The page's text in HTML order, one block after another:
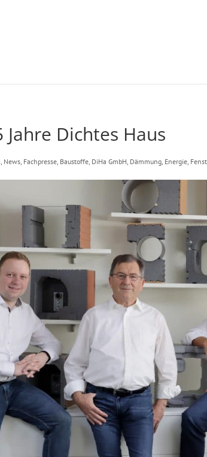
Jahre Dichtes Haus
, News, Fachpresse, Baustoffe, DiHa GmbH, Dämmung, Energie,